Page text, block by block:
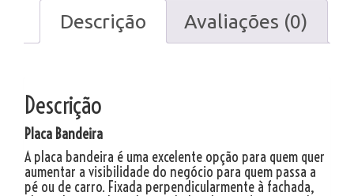
Descrição Avaliações (0)
Descrição
Placa Bandeira
A placa bandeira é uma excelente opção para quem quer
aumentar a visibilidade do negócio para quem passa a
pé ou de carro. Fixada perpendicularmente à fachada,